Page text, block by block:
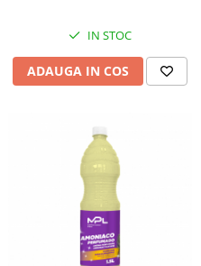
IN STOC
ADAUGA IN COS